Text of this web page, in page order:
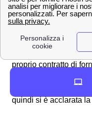
Piazzatorre
Scopri come
Piazzatorre
Per varie motivazioni
proprio contratto di
quindi si è acclarata